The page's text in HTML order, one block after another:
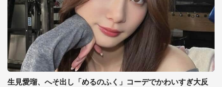
生見愛瑠、へそ出し「めるのふく」コーデでかわいすぎ大反